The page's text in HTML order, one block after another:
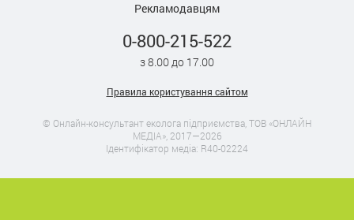
Рекламодавцям
0-800-215-522
з 8.00 до 17.00
Правила користування сайтом
© Онлайн-консультант еколога підприємства, ТОВ «ОНЛАЙН
МЕДІА», 2017—2026
Ідентифікатор медіа: R40-02224